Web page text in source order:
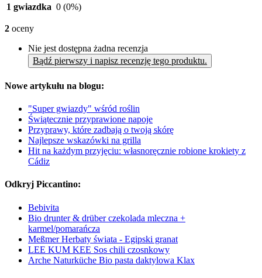
1 gwiazdka 0 (0%)
2 oceny
Nie jest dostępna żadna recenzja
Bądź pierwszy i napisz recenzję tego produktu.
Nowe artykułu na blogu:
"Super gwiazdy" wśród roślin
Świątecznie przyprawione napoje
Przyprawy, które zadbają o twoją skórę
Najlepsze wskazówki na grilla
Hit na każdym przyjęciu: własnoręcznie robione krokiety z
Cádiz
Odkryj Piccantino:
Bebivita
Bio drunter & drüber czekolada mleczna +
karmel/pomarańcza
Meßmer Herbaty świata - Egipski granat
LEE KUM KEE Sos chili czosnkowy
Arche Naturküche Bio pasta daktylowa Klax